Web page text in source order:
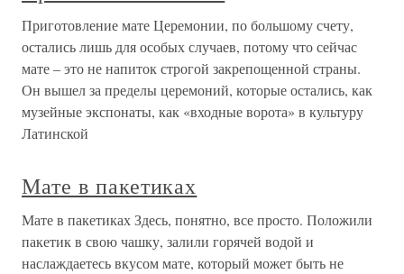
Приготовление мате Церемонии, по большому счету,
остались лишь для особых случаев, потому что сейчас
мате – это не напиток строгой закрепощенной страны.
Он вышел за пределы церемоний, которые остались, как
музейные экспонаты, как «входные ворота» в культуру
Латинской
Мате в пакетиках
Мате в пакетиках Здесь, понятно, все просто. Положили
пакетик в свою чашку, залили горячей водой и
наслаждаетесь вкусом мате, который может быть не